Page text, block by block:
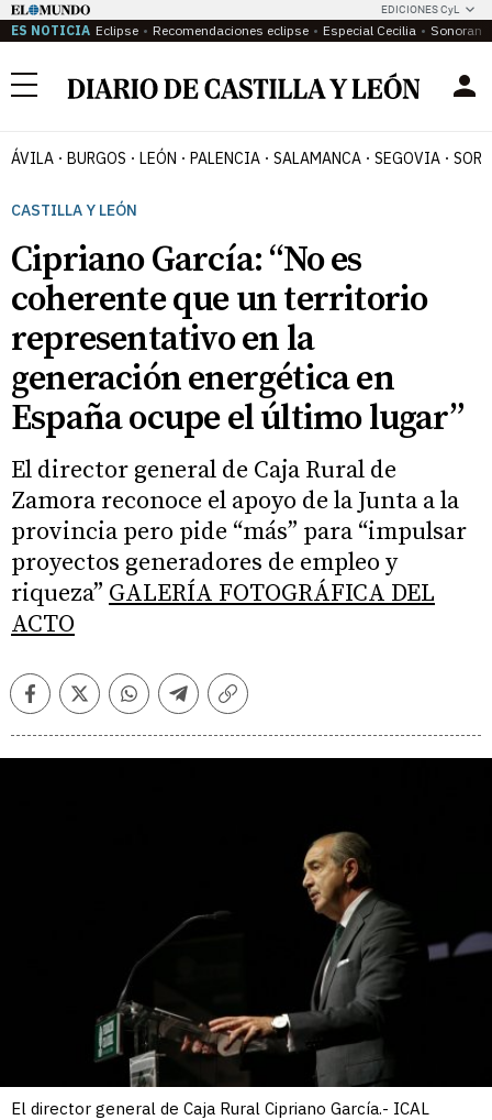
EDICIONES CyL
ES NOTICIA Eclipse Recomendaciones eclipse Especial Cecilia
Menú
ÁVILA BURGOS LEÓN PALENCIA SALAMANCA SEGOVIA
CASTILLA Y LEÓN
Cipriano García: “No es
coherente que un territorio
representativo en la
generación energética en
España ocupe el último lugar”
El director general de Caja Rural de
Zamora reconoce el apoyo de la Junta a la
provincia pero pide “más” para “impulsar
proyectos generadores de empleo y
riqueza” GALERÍA FOTOGRÁFICA DEL
ACTO
FacebookTwitterWhatsappTelegramCopiar
El director general de Caja Rural Cipriano García.- ICAL